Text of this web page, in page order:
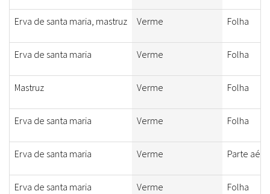
Erva de santa maria, mastruz Verme Folha
Erva de santa maria Verme Folha
Mastruz Verme Folha
Erva de santa maria Verme Folha
Erva de santa maria Verme Parte
Erva de santa maria Verme Folha